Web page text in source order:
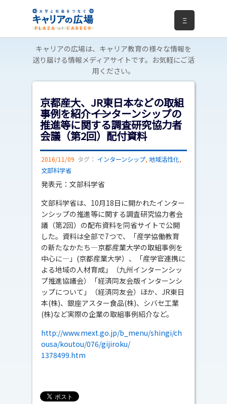
Ξ
キャリアの広場は、キャリア教育の様々な情報を
送り届ける情報メディアサイトです。お気軽にご活
用ください。
京都産大、JR東日本などの取組
事例を紹介――インターンシップの
推進等に関する調査研究協力者
会議（第2回）配付資料
2016/11/09 タグ： インターンシップ, 地域活性化,
文部科学省
発表元：文部科学省
文部科学省は、10月18日に開かれたインター
ンシップの推進等に関する調査研究協力者会
議（第2回）の配布資料を同省サイトで公開
した。資料は全部で7つで、「産学協働教育
の新たなかたち―京都産業大学の取組事例を
中心に―」(京都産業大学）、「産学官連携に
よる地域の人材育成」（九州インターンシッ
プ推進協議会）「経済同友会版インターンシ
ップについて」（経済同友会）ほか、JR東日
本(株)、銀座アスター食品(株)、シバセ工業
(株)など実際の企業の取組事例紹介など。
http://www.mext.go.jp/b_menu/shingi/ch
ousa/koutou/076/gijiroku/
1378499.htm